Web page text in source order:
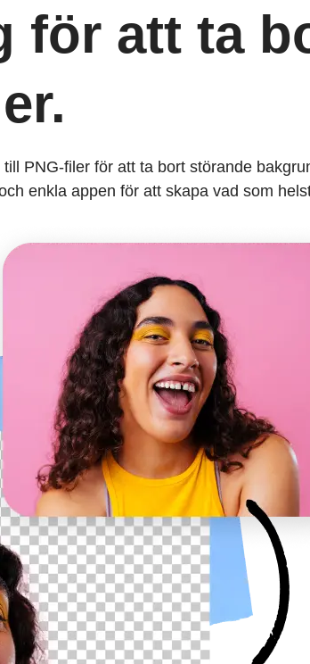
för att ta
PNG-filer för att ta bort störande
enkla appen för att skapa vad som